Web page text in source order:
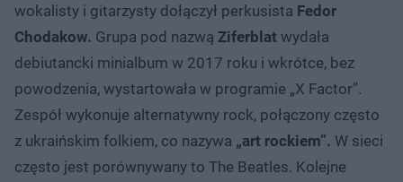
wokalisty i gitarzysty dołączył perkusista Fedor
Chodakow. Grupa pod nazwą Ziferblat wydała
debiutancki minialbum w 2017 roku i wkrótce, bez
powodzenia, wystartowała w programie „X Factor”.
Zespół wykonuje alternatywny rock, połączony często
z ukraińskim folkiem, co nazywa „art rockiem”. W sieci
często jest porównywany to The Beatles. Kolejne